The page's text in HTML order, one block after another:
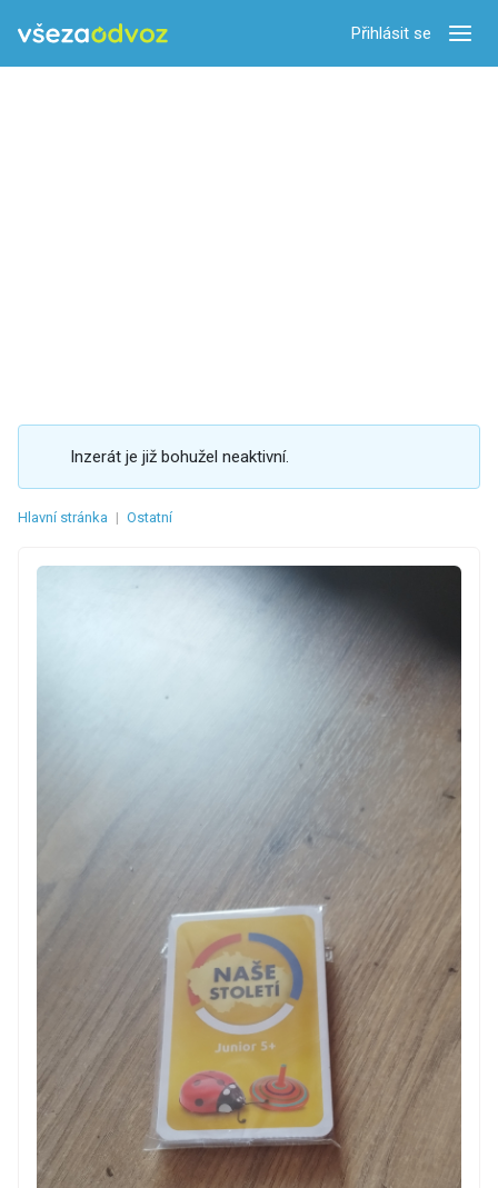
Přihlásit se
Inzerát je již bohužel neaktivní.
Hlavní stránka | Ostatní